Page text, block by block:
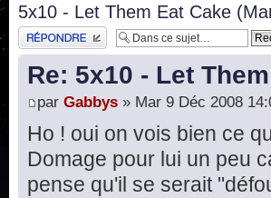
5x10 - Let Them Eat Cake
Publier une réponse
Re: 5x10 - Let
par Gabbys » Mar 9 Déc 2008
Ho ! oui on vois bien ce
Domage pour lui un peu
pense qu'il se serait